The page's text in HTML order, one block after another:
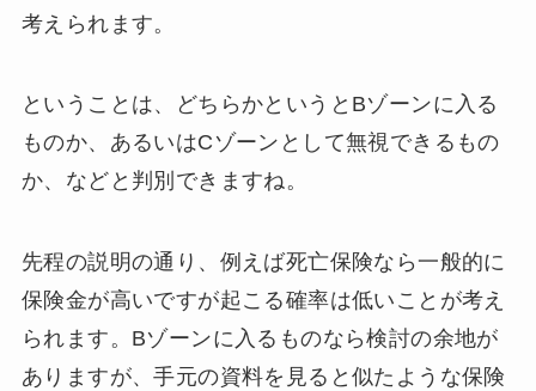
考えられます。
ということは、どちらかというとBゾーンに入る
ものか、あるいはCゾーンとして無視できるもの
か、などと判別できますね。
先程の説明の通り、例えば死亡保険なら一般的に
保険金が高いですが起こる確率は低いことが考え
られます。Bゾーンに入るものなら検討の余地が
ありますが、手元の資料を見ると似たような保険